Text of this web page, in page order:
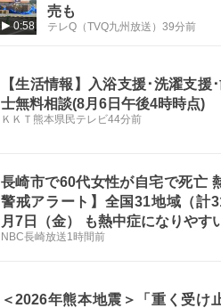
0:58
売も
テレQ（TVQ九州放送） 39分前
【生活情報】入浴支援･洗濯支援
士無料相談(8月6日午後4時時点)
ＫＫＴ熊本県民テレビ44分前
長崎市で60代女性が自宅で死亡
警戒アラート】全国31地域（計
月7日（金） も熱中症になりや
NBC長崎放送1時間前
＜2026年熊本地震＞「重く受